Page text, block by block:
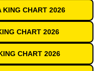
KING CHART 2026
CHART 2026
CHART 2026